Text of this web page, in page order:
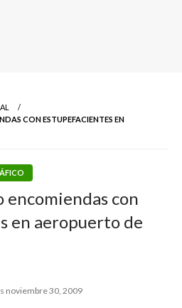
CON ESTUPEFACIENTES EN
encomiendas con
en aeropuerto de
noviembre 30, 2009